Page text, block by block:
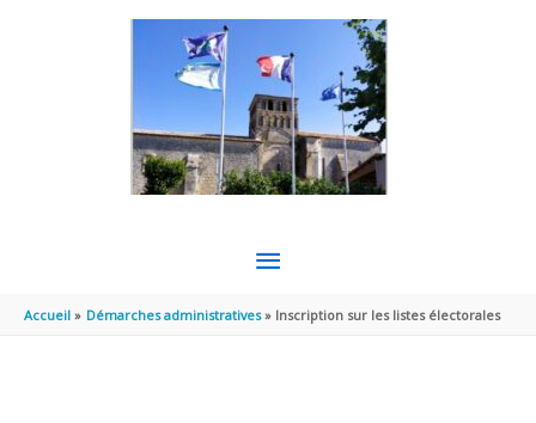
MENU
PRINCIPAL
Accueil Démarches administratives Inscription sur les listes électorales